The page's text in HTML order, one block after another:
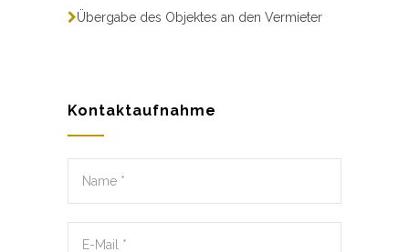
Übergabe des Objektes an den Vermieter
Kontaktaufnahme